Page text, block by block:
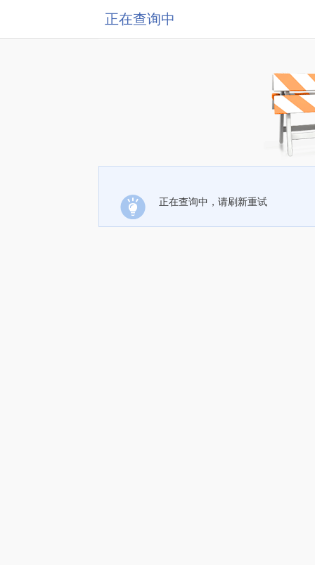
正在查询中
正在查询中，请刷新重试